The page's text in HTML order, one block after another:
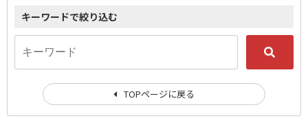
キーワードで絞り込む
TOPページに戻る